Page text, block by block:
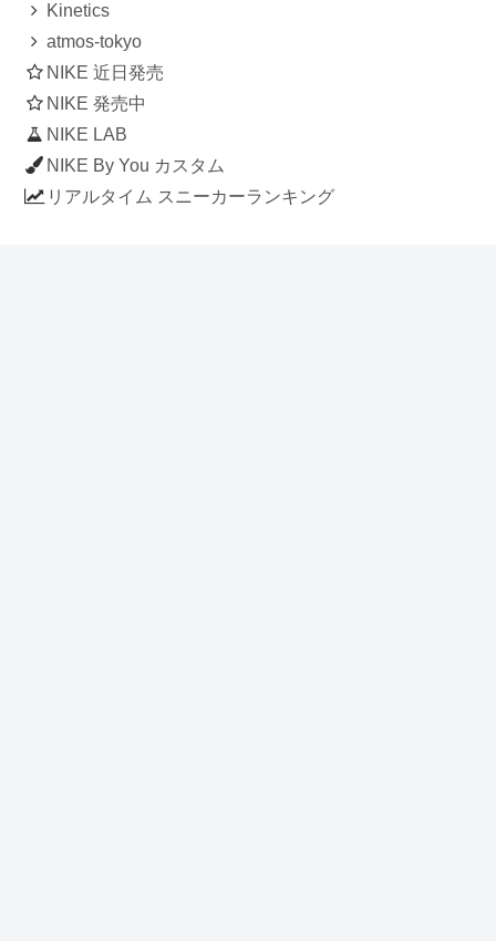
Kinetics
atmos-tokyo
NIKE 近日発売
NIKE 発売中
NIKE LAB
NIKE By You カスタム
リアルタイム スニーカーランキング